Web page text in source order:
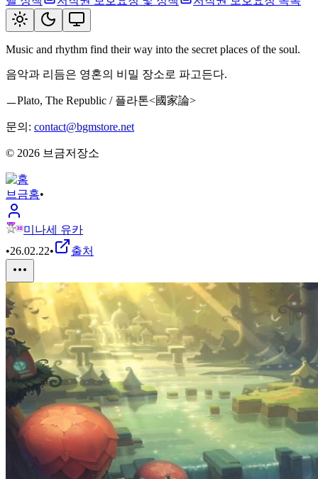
Music and rhythm find their way into the secret places of the soul.
음악과 리듬은 영혼의 비밀 장소로 파고든다.
ㅡPlato, The Republic / 플라톤<國家論>
문의: contact@bgmstore.net
© 2026 브금저장소
브금홈•
미나세 유카
•26.02.22• 출처